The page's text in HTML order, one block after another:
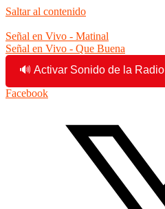
Saltar al contenido
Señal en Vivo - Matinal
Señal en Vivo - Que Buena
🔊 Activar Sonido de la Radio
Facebook